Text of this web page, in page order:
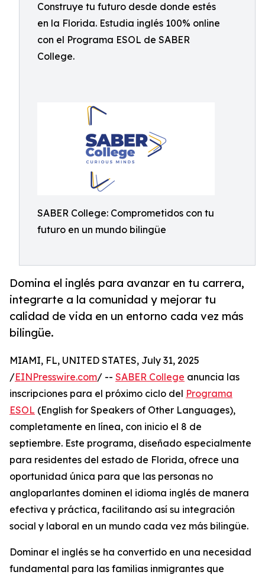
Construye tu futuro desde donde estés
en la Florida. Estudia inglés 100% online
con el Programa ESOL de SABER
College.
SABER College: Comprometidos con tu
futuro en un mundo bilingüe
Domina el inglés para avanzar en tu carrera,
integrarte a la comunidad y mejorar tu
calidad de vida en un entorno cada vez más
bilingüe.
MIAMI, FL, UNITED STATES, July 31, 2025
/EINPresswire.com/ -- SABER College anuncia las
inscripciones para el próximo ciclo del Programa
ESOL (English for Speakers of Other Languages),
completamente en línea, con inicio el 8 de
septiembre. Este programa, diseñado especialmente
para residentes del estado de Florida, ofrece una
oportunidad única para que las personas no
angloparlantes dominen el idioma inglés de manera
efectiva y práctica, facilitando así su integración
social y laboral en un mundo cada vez más bilingüe.
Dominar el inglés se ha convertido en una necesidad
fundamental para las familias inmigrantes que